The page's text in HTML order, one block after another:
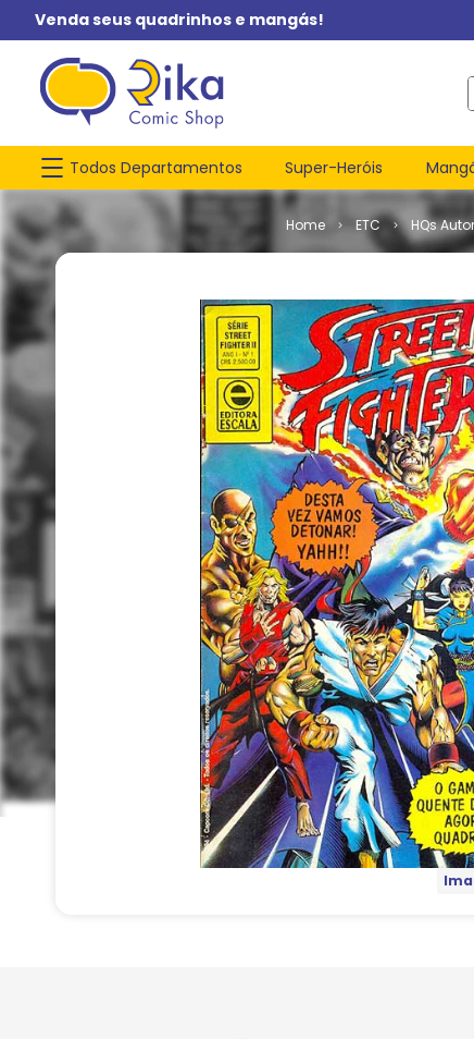
Venda seus quadrinhos e mangás!
Todos Departamentos Super-Heróis
ETC HQs